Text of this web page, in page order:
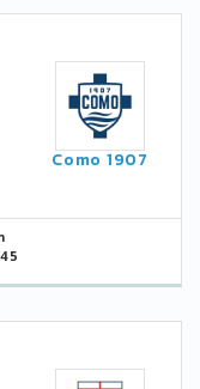
Como 1907